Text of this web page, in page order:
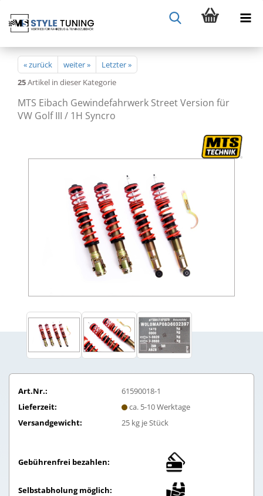
« zurück weiter »
Letzter »
25Artikel in dieser Kategorie
MTS Eibach Gewindefahrwerk Street Version für
VW Golf III / 1H Syncro
Art.Nr.:
61590018-1
Lieferzeit:
ca. 5-10 Werktage
Versandgewicht:
25kg je Stück
Gebührenfrei bezahlen:
Selbstabholung möglich: